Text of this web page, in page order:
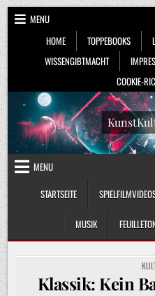
Skip
to
content
MENU
HOME
TOPPEBOOKS
WISSENGIBTMACHT
COOKIE-
MENU
STARTSEITE
MUSIK
IN
Klassik: Kein